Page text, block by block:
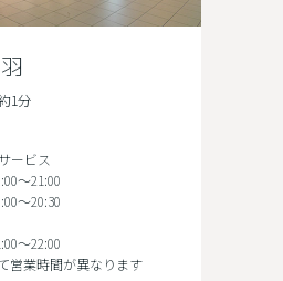
1分
ービス
～21:00
～20:30
～22:00
営業時間が異なります